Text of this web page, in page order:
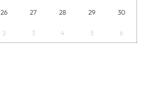
26 27 28 29 30
2 3 4 5 6